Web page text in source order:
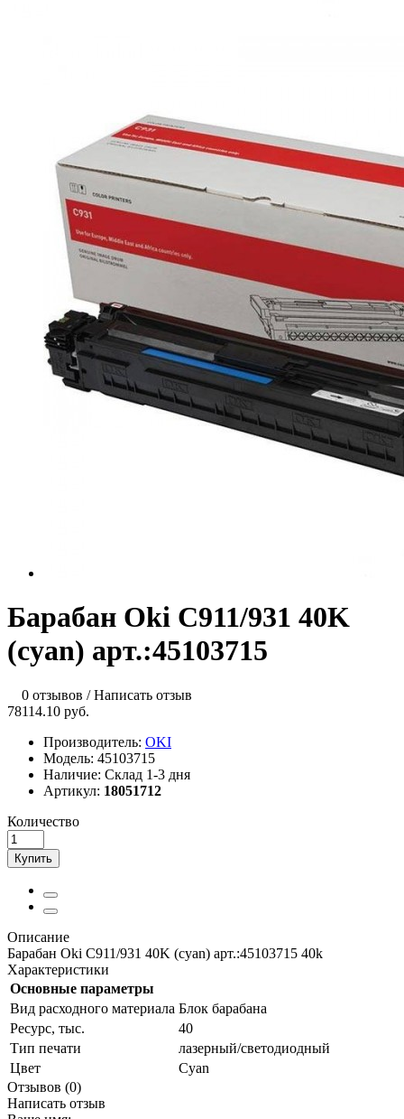
Барабан Oki C911/931 40K
(cyan) арт.:45103715
0 отзывов /Написать отзыв
78114.10 руб.
Производитель: OKI
Модель: 45103715
Наличие: Склад 1-3 дня
Артикул: 18051712
Количество
Купить
Описание
Барабан Oki C911/931 40K (cyan) арт.:45103715 40k
Характеристики
Основные параметры
Вид расходного материала Блок барабана
Ресурс, тыс.
40
Тип печати
лазерный/светодиодный
Цвет
Cyan
Отзывов (0)
Написать отзыв